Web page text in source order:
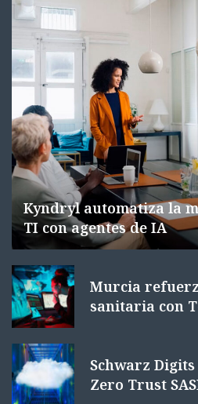
Kyndryl automatiza la
TI con agentes de IA
Murcia
sanitaria con
Schwarz
Zero Trust